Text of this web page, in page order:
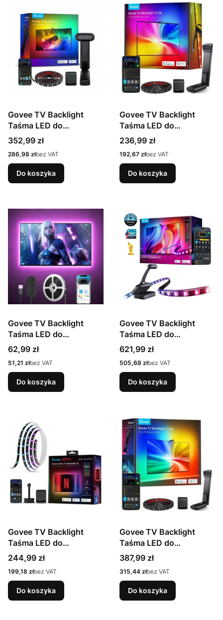
Govee TV Backlight
Taśma LED do
telewizora 40-50 cali,
RGBIC, Wi-Fi +
Bluetooth H60973D1
Cena
352,99 zł
Cena
286,98 złbez VAT
Do koszyka
Govee TV Backlight
Taśma LED do
telewizora 40-50 cali,
RGBICW, Wi-Fi +
Bluetooth H60973D1
Cena
236,99 zł
Cena
192,67 złbez VAT
Do koszyka
Govee TV Backlight
Taśma LED do
telewizora 46-60 cali
H61780A1
Cena
62,99 zł
Cena
51,21 złbez VAT
Do koszyka
Govee TV Backlight
Taśma LED do
telewizora 55-65 cali, AI,
RGBWWIC, Wi-Fi,
Bluettoth R2A80
Cena
621,99 zł
Cena
505,68 złbez VAT
Do koszyka
Govee TV Backlight
Taśma LED do
telewizora 55-65 cali,
RGBIC, Wi-Fi +
Bluetooth H6098CD1
Cena
244,99 zł
Cena
199,18 złbez VAT
Do koszyka
Govee TV Backlight
Taśma LED do
telewizora 75-85 cali,
RGBICW, Wi-Fi +
Bluetooth H60993D2
Cena
387,99 zł
Cena
315,44 złbez VAT
Do koszyka